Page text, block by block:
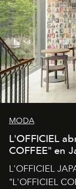
MODA
L'OFFICIEL
COFFEE" en
L'OFFICIEL
"L'OFFICIEL